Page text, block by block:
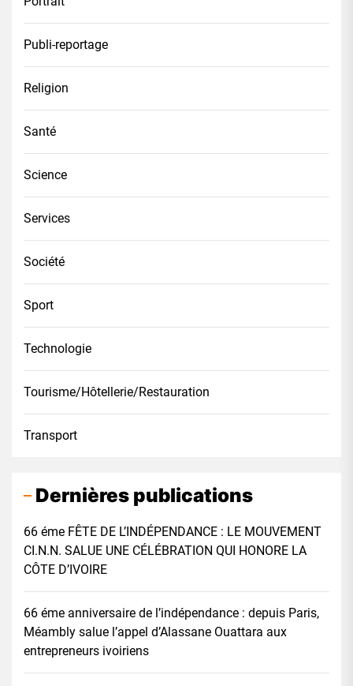
Publi-reportage
Religion
Santé
Science
Services
Société
Sport
Technologie
Tourisme/Hôtellerie/Restauration
Transport
Dernières publications
66 éme FÊTE DE L’INDÉPENDANCE : LE MOUVEMENT
CI.N.N. SALUE UNE CÉLÉBRATION QUI HONORE LA
CÔTE D’IVOIRE
66 éme anniversaire de l’indépendance : depuis Paris,
Méambly salue l’appel d’Alassane Ouattara aux
entrepreneurs ivoiriens